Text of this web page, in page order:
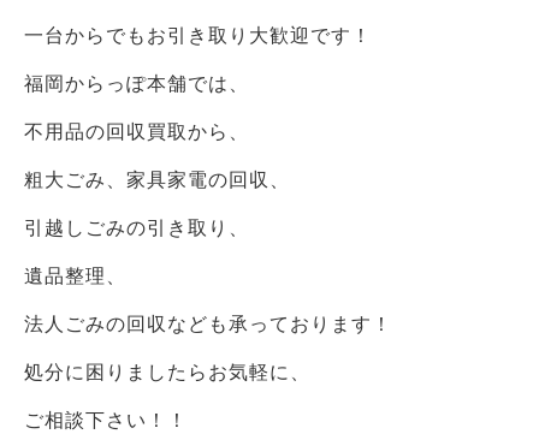
一台からでもお引き取り大歓迎です！
福岡からっぽ本舗では、
不用品の回収買取から、
粗大ごみ、家具家電の回収、
引越しごみの引き取り、
遺品整理、
法人ごみの回収なども承っております！
処分に困りましたらお気軽に、
ご相談下さい！！